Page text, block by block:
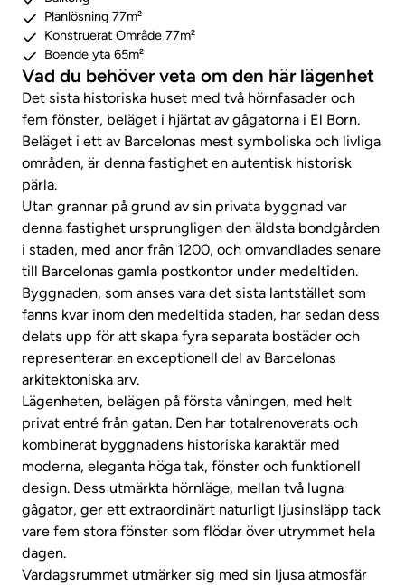
Planlösning 77m²
Konstruerat Område 77m²
Boende yta 65m²
Vad du behöver veta om den här lägenhet
Det sista historiska huset med två hörnfasader och
fem fönster, beläget i hjärtat av gågatorna i El Born.
Beläget i ett av Barcelonas mest symboliska och livliga
områden, är denna fastighet en autentisk historisk
pärla.
Utan grannar på grund av sin privata byggnad var
denna fastighet ursprungligen den äldsta bondgården
i staden, med anor från 1200, och omvandlades senare
till Barcelonas gamla postkontor under medeltiden.
Byggnaden, som anses vara det sista lantstället som
fanns kvar inom den medeltida staden, har sedan dess
delats upp för att skapa fyra separata bostäder och
representerar en exceptionell del av Barcelonas
arkitektoniska arv.
Lägenheten, belägen på första våningen, med helt
privat entré från gatan. Den har totalrenoverats och
kombinerat byggnadens historiska karaktär med
moderna, eleganta höga tak, fönster och funktionell
design. Dess utmärkta hörnläge, mellan två lugna
gågator, ger ett extraordinärt naturligt ljusinsläpp tack
vare fem stora fönster som flödar över utrymmet hela
dagen.
Vardagsrummet utmärker sig med sin ljusa atmosfär